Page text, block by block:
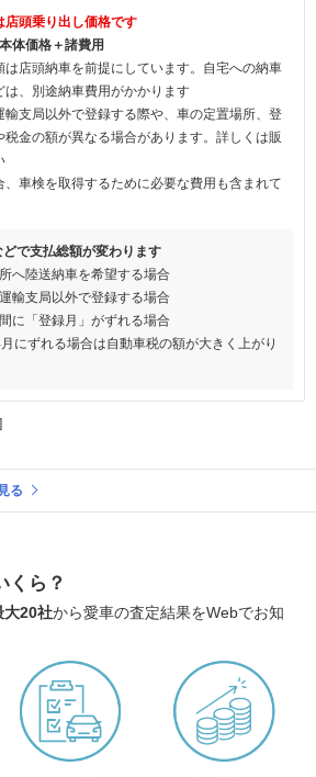
店頭乗り出し価格です
体価格＋諸費用
店頭納車を前提にしています。自宅への納車
は、別途納車費用がかかります
支局以外で登録する際や、車の定置場所、登
金の額が異なる場合があります。詳しくは販
車検を取得するために必要な費用も含まれて
どで支払総額が変わります
へ陸送納車を希望する場合
輸支局以外で登録する場合
に「登録月」がずれる場合
月にずれる場合は自動車税の額が大きく上がり
る
くら？
大20社から愛車の査定結果をWebでお知